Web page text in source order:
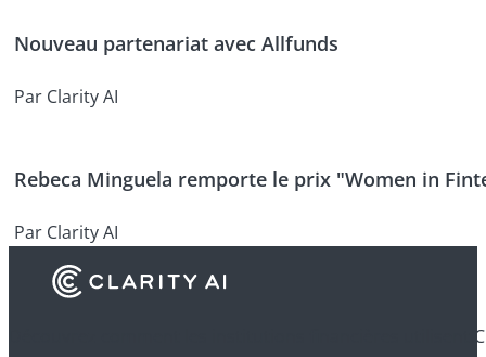
Nouveau partenariat avec Allfunds
Par Clarity AI
Rebeca Minguela remporte le prix "Women in
Par Clarity AI
Découvrez comment les institutions financières utilisent